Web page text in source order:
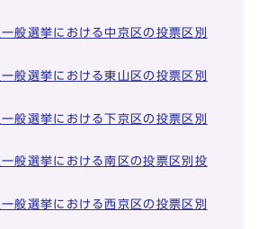
般選挙における中京区の投票区別
般選挙における東山区の投票区別
般選挙における下京区の投票区別
般選挙における南区の投票区別投
般選挙における西京区の投票区別